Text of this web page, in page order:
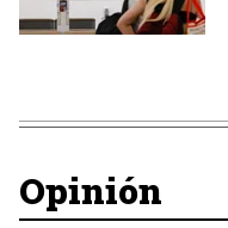
Opinión